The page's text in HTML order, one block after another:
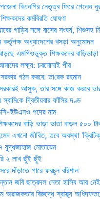
বিএনপির নেতৃত্ব ফিরে পেলেন
কর্মবিরতি ঘোষণা
গাড়ির সঙ্গে বাসের সংঘর্ষ, শিশুসহ
কর্তৃপক্ষ অধ্যাদেশের খসড়া অনুমোদন
এমপিওভুক্ত শিক্ষকদের বাড়িভাড়া
লক্ষ্য: চরমোনাই পীর
গঠন করবে: তা‌রেক রহমান
আসুক, তার সঙ্গে কাজ করবে
দ্বিতীয়বার ফাঁসির দণ্ড
ইউএনও পদের নাম
বাড়ি ভাড়া ভাতা বাড়ল ৫০০
এখনো জীবিত, তবে অবস্থা
যুদ্ধজাহাজ মোতায়েন
২ লাখ ছুঁই ছুঁই
দাঁড়াতে পারে ফরচুন বরিশাল
জবি ছাত্রদল নেতা হাসিব আর নেই
অরাজকতার বিরুদ্ধে স্বাস্থ্য